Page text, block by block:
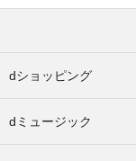
dショッピング
dミュージック